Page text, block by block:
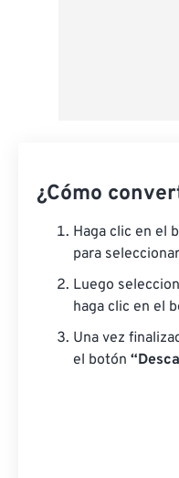
¿Cómo
Haga clic en el
para
Luego
haga clic en el
Una vez
el botón